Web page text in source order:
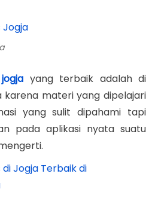
yang terbaik adalah di
karena materi yang dipelajari
yang sulit dipahami tapi
pada aplikasi nyata suatu